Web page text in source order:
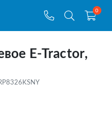
0
E-Tractor,